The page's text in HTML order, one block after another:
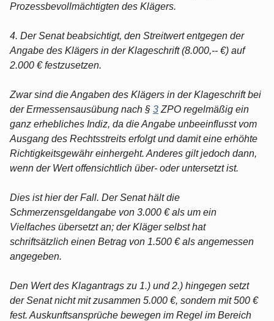
Prozessbevollmächtigten des Klägers.
4. Der Senat beabsichtigt, den Streitwert entgegen der
Angabe des Klägers in der Klageschrift (8.000,-- €) auf
2.000 € festzusetzen.
Zwar sind die Angaben des Klägers in der Klageschrift bei
der Ermessensausübung nach § 3 ZPO regelmäßig ein
ganz erhebliches Indiz, da die Angabe unbeeinflusst vom
Ausgang des Rechtsstreits erfolgt und damit eine erhöhte
Richtigkeitsgewähr einhergeht. Anderes gilt jedoch dann,
wenn der Wert offensichtlich über- oder untersetzt ist.
Dies ist hier der Fall. Der Senat hält die
Schmerzensgeldangabe von 3.000 € als um ein
Vielfaches übersetzt an; der Kläger selbst hat
schriftsätzlich einen Betrag von 1.500 € als angemessen
angegeben.
Den Wert des Klagantrags zu 1.) und 2.) hingegen setzt
der Senat nicht mit zusammen 5.000 €, sondern mit 500 €
fest. Auskunftsansprüche bewegen im Regel im Bereich